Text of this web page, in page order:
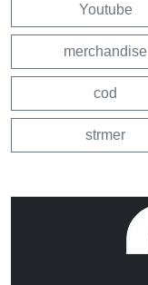
Youtube
merchandise
cod
strmer